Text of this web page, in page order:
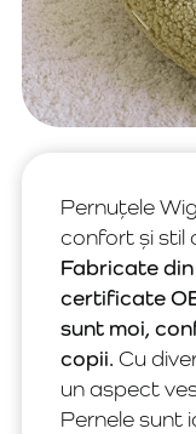
Pernuțele
confort și stil
Fabricate
certificate
sunt moi,
copii. Cu
un aspect
Pernele sunt